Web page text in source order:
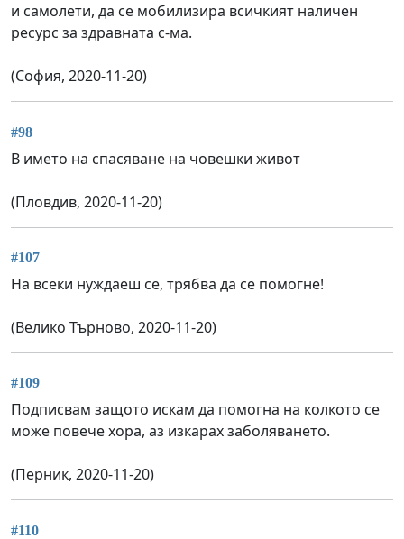
и самолети, да се мобилизира всичкият наличен
ресурс за здравната с-ма.
(София, 2020-11-20)
#98
В името на спасяване на човешки живот
(Пловдив, 2020-11-20)
#107
На всеки нуждаеш се, трябва да се помогне!
(Велико Търново, 2020-11-20)
#109
Подписвам защото искам да помогна на колкото се
може повече хора, аз изкарах заболяването.
(Перник, 2020-11-20)
#110